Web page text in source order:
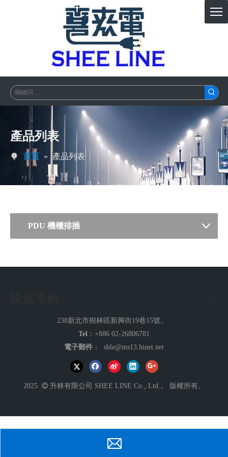
產品列表
首頁 » 產品列表
PDU 機櫃排插
238新北市樹林區新興街19巷15號。
Tel ：+886 02-26806781
電子郵件 ： shle@ms13.hinet.net
2025 升林有限公司 SHEE LINE Co., Ltd.。 版權所有。